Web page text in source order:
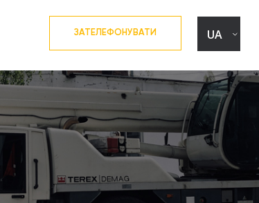
ЗАТЕЛЕФОНУВАТИ UA
EN
RU